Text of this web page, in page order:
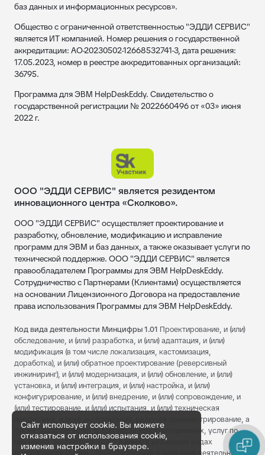
баз данных и информационных ресурсов».
Общество с ограниченной ответственностью "ЭДДИ СЕРВИС"
является ИТ компанией. Номер решения о государственной
аккредитации: АО-20230502-12668532741-3, дата решения:
17.05.2023, номер в реестре аккредитованных организаций:
36795.
Программа для ЭВМ HelpDeskEddy. Свидетельство о
государственной регистрации № 2022660496 от «03» июня
2022 г.
ООО "ЭДДИ СЕРВИС" является резидентом
инновационного центра «Сколково».
ООО "ЭДДИ СЕРВИС" осуществляет проектирование и
разработку, обновление, модификацию и исправление
программ для ЭВМ и баз данных, а также оказывает услуги по
технической поддержке. ООО "ЭДДИ СЕРВИС" является
правообладателем Программы для ЭВМ HelpDeskEddy.
Сотрудничество с Партнерами (Клиентами) осуществляется
на основании Лицензионного Договора на предоставление
права использования Программы для ЭВМ HelpDeskEddy.
Код вида деятельности Минцифры 1.01 Проектирование, и (или)
обследование, и (или) разработка, и (или) адаптация, и (или)
модификация (в том числе локализация, кастомизация,
доработка), и (или) обратное проектирование (реверсивный
инжиниринг), и (или) модернизация, и (или) обновление, и (или)
установка, и (или) интеграция, и (или) настройка, и (или)
конфигурирование, и (или) внедрение, и (или) сопровождение, и
(или) тестирование, и (или) испытания, и (или) техническая
поддержка, и (или) эксплуатация, включая администрирование, а
также оказание услуг (в том числе консультационных, услуг по
обучению, экспертных услуг и иных) в указанных видах
деятельности (далее - проектирование и (или) иная деятельность,
Сайт использует cookie. Вы можете
отказаться от использования cookie,
изменив настройки в браузере.